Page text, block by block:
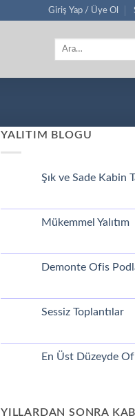
Giriş Yap / Üye Ol
Ara:
YALITIM BLOGU
Şık ve Sade Kabin
Şık
ve
Sade
Mükemmel Yalıtım
Mükemmel
Yalıtım
Demonte Ofis
Demonte
Ofis
Podları
Sessiz Toplantılar
Sessiz
Toplantılar
En Üst Düzeyde
Ofis
YILLARDAN SONRA